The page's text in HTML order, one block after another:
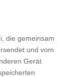
die gemeinsam
und vom
Gerät